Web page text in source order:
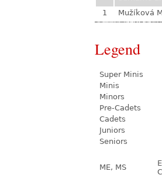
1
Mužíková
Legend
Super Minis
Minis
Minors
Pre-Cadets
Cadets
Juniors
Seniors
ME, MS